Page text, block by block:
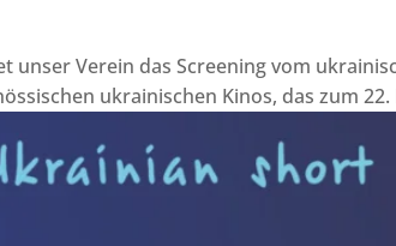
unser Verein das Screening vom
ukrainischen Kinos, das zum